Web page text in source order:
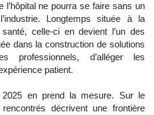
l’hôpital ne pourra se faire sans un
Longtemps située à la
celle-ci en devient l’un des
dans la construction de solutions
professionnels, d’alléger les
patient.
en prend la mesure. Sur le
décrivent une frontière